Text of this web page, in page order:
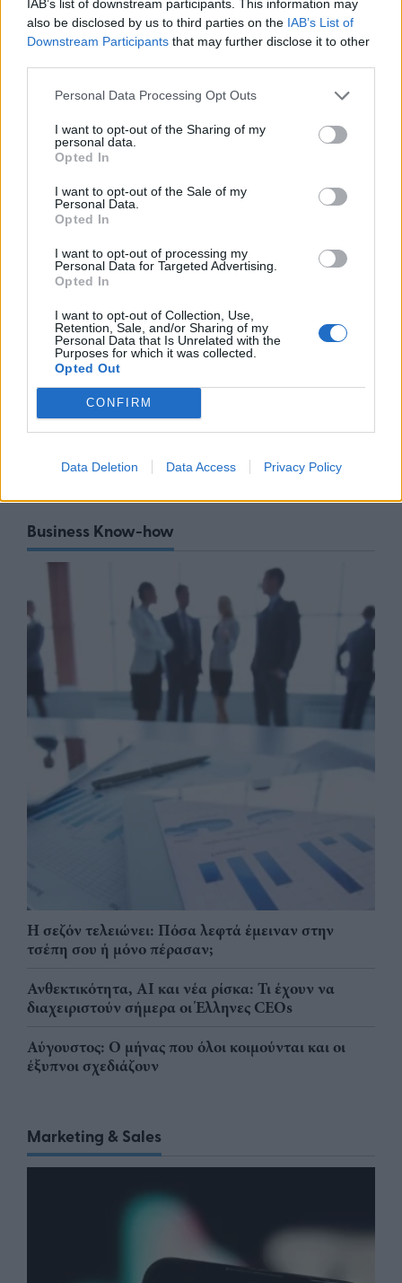
IAB’s list of downstream participants. This information may
also be disclosed by us to third parties on the IAB’s List of
Downstream Participants that may further disclose it to other
Personal Data Processing Opt Outs
I want to opt-out of the Sharing of my
personal data.
Opted In
I want to opt-out of the Sale of my
Personal Data.
Opted In
I want to opt-out of processing my
Personal Data for Targeted Advertising.
Opted In
I want to opt-out of Collection, Use,
Retention, Sale, and/or Sharing of my
Personal Data that Is Unrelated with the
Purposes for which it was collected.
Opted Out
CONFIRM
Data Deletion Data Access Privacy Policy
Η Revolut και η OpenAI
συνεργάζονται ώστε να φέρουν
30/07/26| 15:43
Βραζιλία: Προσφεύγει στον ΠΟΕ
28/07/26|11:29
Η Ιαπωνία επικρίνει τους νέους
τελωνειακούς δασμούς που
24/07/26|16:33
νέοι δασμοί των ΗΠΑ -
Χρειάζεται να καταργηθούν
24/07/26|16:22
Business Know-how
Η σεζόν τελειώνει: Πόσα λεφτά έμειναν στην
τσέπη σου ή μόνο πέρασαν;
Ανθεκτικότητα, AI και νέα ρίσκα: Τι έχουν να
διαχειριστούν σήμερα οι Έλληνες CEOs
Αύγουστος: Ο μήνας που όλοι κοιμούνται και οι
έξυπνοι σχεδιάζουν
Marketing & Sales